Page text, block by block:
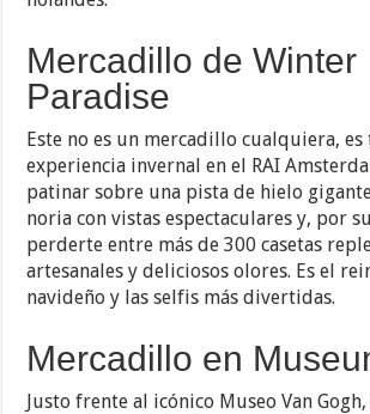
Mercadillo de Winter
Paradise
Este no es un mercadillo cualquiera, es
experiencia invernal en el RAI
patinar sobre una pista de hielo
noria con vistas espectaculares y, por
perderte entre más de 300 casetas
artesanales y deliciosos olores. Es el
navideño y las selfis más divertidas.
Mercadillo en
Justo frente al icónico Museo Van